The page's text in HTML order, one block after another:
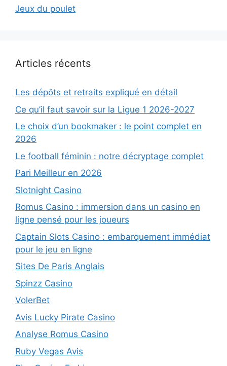
Jeux du poulet
Articles récents
Les dépôts et retraits expliqué en détail
Ce qu’il faut savoir sur la Ligue 1 2026-2027
Le choix d’un bookmaker : le point complet en
2026
Le football féminin : notre décryptage complet
Pari Meilleur en 2026
Slotnight Casino
Romus Casino : immersion dans un casino en
ligne pensé pour les joueurs
Captain Slots Casino : embarquement immédiat
pour le jeu en ligne
Sites De Paris Anglais
Spinzz Casino
VolerBet
Avis Lucky Pirate Casino
Analyse Romus Casino
Ruby Vegas Avis